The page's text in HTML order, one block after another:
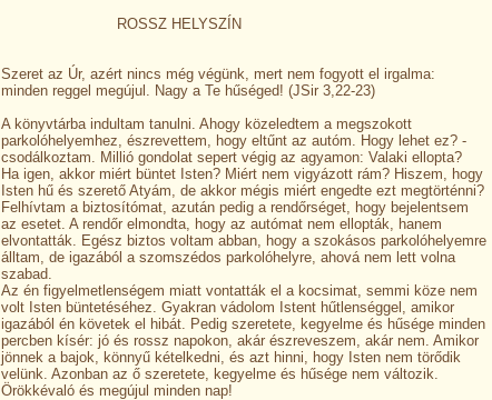
ROSSZ HELYSZÍN
Szeret az Úr, azért nincs még végünk, mert nem fogyott el irgalma:
minden reggel megújul. Nagy a Te hűséged! (JSir 3,22-23)
A könyvtárba indultam tanulni. Ahogy közeledtem a megszokott
parkolóhelyemhez, észrevettem, hogy eltűnt az autóm. Hogy lehet ez? -
csodálkoztam. Millió gondolat sepert végig az agyamon: Valaki ellopta?
Ha igen, akkor miért büntet Isten? Miért nem vigyázott rám? Hiszem, hogy
Isten hű és szerető Atyám, de akkor mégis miért engedte ezt megtörténni?
Felhívtam a biztosítómat, azután pedig a rendőrséget, hogy bejelentsem
az esetet. A rendőr elmondta, hogy az autómat nem ellopták, hanem
elvontatták. Egész biztos voltam abban, hogy a szokásos parkolóhelyemre
álltam, de igazából a szomszédos parkolóhelyre, ahová nem lett volna
szabad.
Az én figyelmetlenségem miatt vontatták el a kocsimat, semmi köze nem
volt Isten büntetéséhez. Gyakran vádolom Istent hűtlenséggel, amikor
igazából én követek el hibát. Pedig szeretete, kegyelme és hűsége minden
percben kísér: jó és rossz napokon, akár észreveszem, akár nem. Amikor
jönnek a bajok, könnyű kételkedni, és azt hinni, hogy Isten nem törődik
velünk. Azonban az ő szeretete, kegyelme és hűsége nem változik.
Örökkévaló és megújul minden nap!